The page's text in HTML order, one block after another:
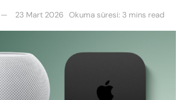
23 Mart 2026 Okuma süresi: 3 mins read